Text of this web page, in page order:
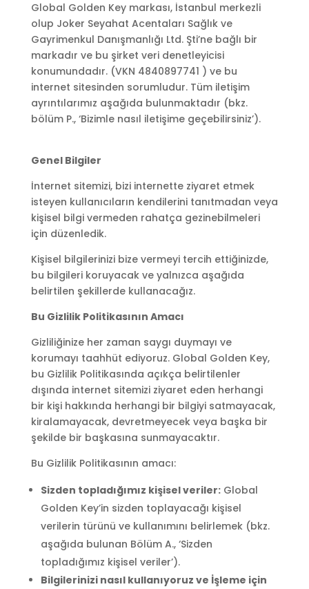
Global Golden Key markası, İstanbul merkezli
olup Joker Seyahat Acentaları Sağlık ve
Gayrimenkul Danışmanlığı Ltd. Şti’ne bağlı bir
markadır ve bu şirket veri denetleyicisi
konumundadır. (VKN 4840897741 ) ve bu
internet sitesinden sorumludur. Tüm iletişim
ayrıntılarımız aşağıda bulunmaktadır (bkz.
bölüm P., ‘Bizimle nasıl iletişime geçebilirsiniz’).
Genel Bilgiler
İnternet sitemizi, bizi internette ziyaret etmek
isteyen kullanıcıların kendilerini tanıtmadan veya
kişisel bilgi vermeden rahatça gezinebilmeleri
için düzenledik.
Kişisel bilgilerinizi bize vermeyi tercih ettiğinizde,
bu bilgileri koruyacak ve yalnızca aşağıda
belirtilen şekillerde kullanacağız.
Bu Gizlilik Politikasının Amacı
Gizliliğinize her zaman saygı duymayı ve
korumayı taahhüt ediyoruz. Global Golden Key,
bu Gizlilik Politikasında açıkça belirtilenler
dışında internet sitemizi ziyaret eden herhangi
bir kişi hakkında herhangi bir bilgiyi satmayacak,
kiralamayacak, devretmeyecek veya başka bir
şekilde bir başkasına sunmayacaktır.
Bu Gizlilik Politikasının amacı:
Sizden topladığımız kişisel veriler:Global
Golden Key’in sizden toplayacağı kişisel
verilerin türünü ve kullanımını belirlemek (bkz.
aşağıda bulunan Bölüm A., ‘Sizden
topladığımız kişisel veriler’).
Bilgilerinizi nasıl kullanıyoruz ve İşleme için